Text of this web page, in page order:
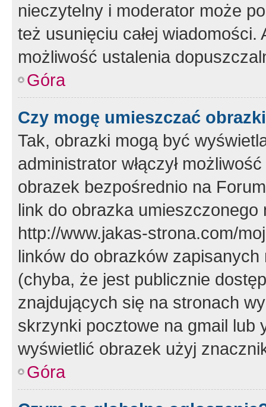
nieczytelny i moderator może
też usunięciu całej
możliwość ustalenia
Góra
Czy mogę umieszczać
Tak, obrazki mogą być
administrator włączył
obrazek bezpośrednio na
link do obrazka
http://www.jakas-strona.com/
linków do obrazków
(chyba, że jest publicznie
znajdujących się na stronach
skrzynki pocztowe na gmail lub
wyświetlić obrazek użyj
Góra